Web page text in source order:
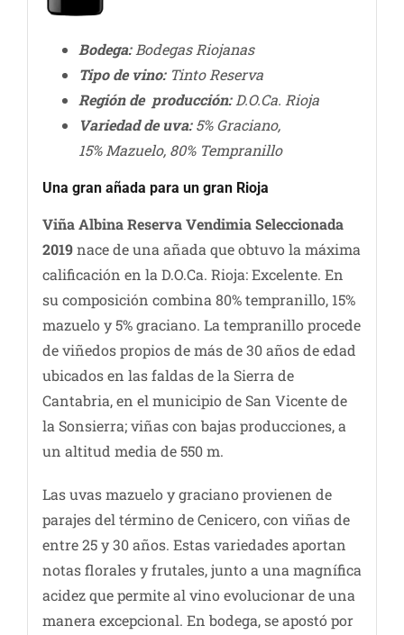
Bodega:Bodegas Riojanas
Tipo de vino: Tinto Reserva
Región de producción:D.O.Ca. Rioja
Variedad de uva:5% Graciano,
15% Mazuelo, 80% Tempranillo
Una gran añada para un gran Rioja
Viña Albina Reserva Vendimia Seleccionada
2019nace de una añada que obtuvo la máxima
calificación en la D.O.Ca. Rioja: Excelente. En
su composición combina 80% tempranillo, 15%
mazuelo y 5% graciano. La tempranillo procede
de viñedos propios de más de 30 años de edad
ubicados en las faldas de la Sierra de
Cantabria, en el municipio de San Vicente de
la Sonsierra; viñas con bajas producciones, a
un altitud media de 550 m.
Las uvas mazuelo y graciano provienen de
parajes del término de Cenicero, con viñas de
entre 25 y 30 años. Estas variedades aportan
notas florales y frutales, junto a una magnífica
acidez que permite al vino evolucionar de una
manera excepcional. En bodega, se apostó por